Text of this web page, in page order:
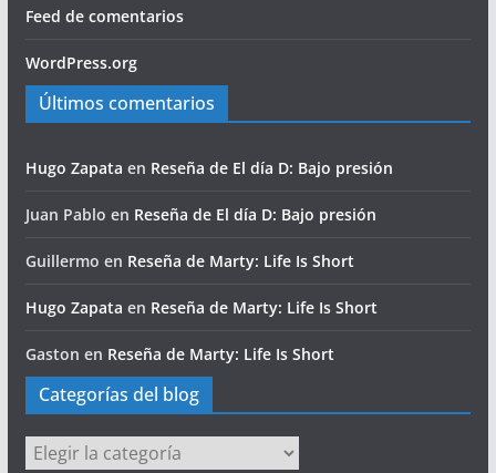
Feed de comentarios
WordPress.org
Últimos comentarios
Hugo Zapata en Reseña de El día D: Bajo presión
Juan Pablo en Reseña de El día D: Bajo presión
Guillermo en Reseña de Marty: Life Is Short
Hugo Zapata en Reseña de Marty: Life Is Short
Gaston en Reseña de Marty: Life Is Short
Categorías del blog
Categorías